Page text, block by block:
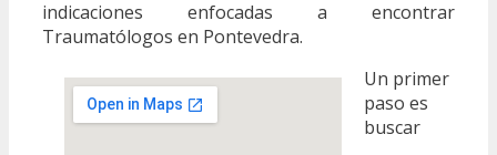
indicaciones enfocadas a encontrar
Traumatólogos en Pontevedra.
Un primer
paso es
buscar